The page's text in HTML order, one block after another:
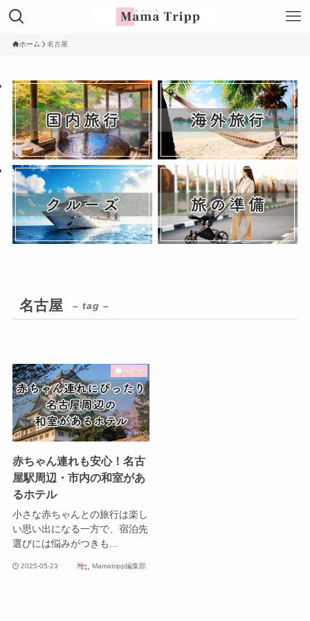
ホーム 名古屋
名古屋 – tag –
ベビー
赤ちゃん連れも安心！名古
屋駅周辺・市内の和室があ
るホテル
小さな赤ちゃんとの旅行は楽し
い思い出になる一方で、宿泊先
選びには悩みがつきも...
2025-05-23 Mamatripp編集部